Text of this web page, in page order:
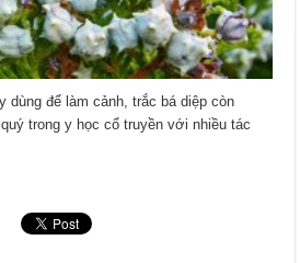
dùng để làm cảnh, trắc bá diệp còn
trong y học cổ truyền với nhiều tác